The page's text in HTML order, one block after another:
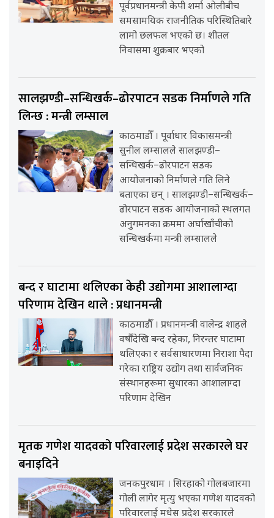
पूर्वप्रधानमन्त्री केपी शर्मा ओलीबीच
समसामयिक राजनीतिक परिस्थितिबारे
लामो छलफल भएको छ। शीतल
निवासमा शुक्रबार भएको
सालझण्डी–सन्धिखर्क–ढोरपाटन सडक निर्माणले गति
लिन्छ : मन्त्री लम्साल
काठमाडौँ । पूर्वाधार विकासमन्त्री
सुनील लम्सालले सालझण्डी–
सन्धिखर्क–ढोरपाटन सडक
आयोजनाको निर्माणले गति लिने
बताएका छन् । सालझण्डी–सन्धिखर्क–
ढोरपाटन सडक आयोजनाको स्थलगत
अनुगमनका क्रममा अर्घाखाँचीको
सन्धिखर्कमा मन्त्री लम्सालले
बन्द र घाटामा थलिएका केही उद्योगमा आशालाग्दा
परिणाम देखिन थाले : प्रधानमन्त्री
काठमाडौँ । प्रधानमन्त्री वालेन्द्र शाहले
वर्षौंदेखि बन्द रहेका, निरन्तर घाटामा
थलिएका र सर्वसाधारणमा निराशा पैदा
गरेका राष्ट्रिय उद्योग तथा सार्वजनिक
संस्थानहरूमा सुधारका आशालाग्दा
परिणाम देखिन
मृतक गणेश यादवको परिवारलाई प्रदेश सरकारले घर
बनाइदिने
जनकपुरधाम । सिरहाको गोलबजारमा
गोली लागेर मृत्यु भएका गणेश यादवको
परिवारलाई मधेस प्रदेश सरकारले